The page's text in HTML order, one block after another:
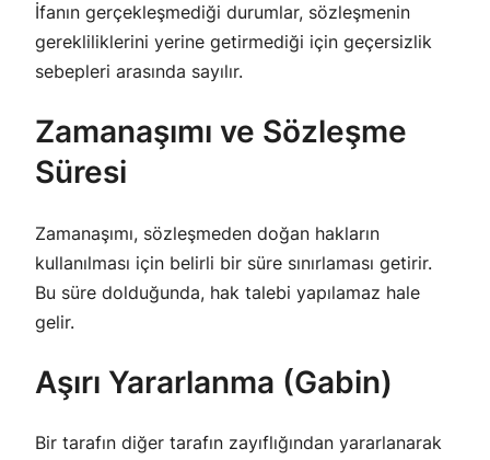
İfanın gerçekleşmediği durumlar, sözleşmenin
gerekliliklerini yerine getirmediği için geçersizlik
sebepleri arasında sayılır.
Zamanaşımı ve Sözleşme
Süresi
Zamanaşımı, sözleşmeden doğan hakların
kullanılması için belirli bir süre sınırlaması getirir.
Bu süre dolduğunda, hak talebi yapılamaz hale
gelir.
Aşırı Yararlanma (Gabin)
Bir tarafın diğer tarafın zayıflığından yararlanarak